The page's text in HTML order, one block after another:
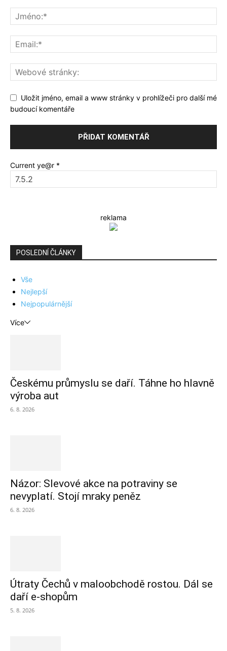
Uložit jméno, email a www stránky v prohlížeči pro další mé
budoucí komentáře
Current ye@r *
reklama
POSLEDNÍ ČLÁNKY
Vše
Nejlepší
Nejpopulárnější
Více
Českému průmyslu se daří. Táhne ho hlavně
výroba aut
6. 8. 2026
Názor: Slevové akce na potraviny se
nevyplatí. Stojí mraky peněz
6. 8. 2026
Útraty Čechů v maloobchodě rostou. Dál se
daří e-shopům
5. 8. 2026